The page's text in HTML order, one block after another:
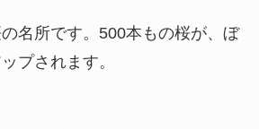
名所です。500本もの桜が、ぼ
プされます。